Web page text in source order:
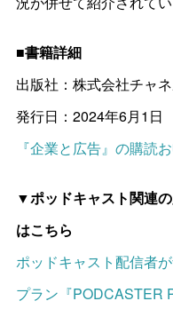
■書籍詳細
出版社：株式会社チャ
発行日：2024年6月1日
『企業と広告』の購読
▼ポッドキャスト関連
はこちら
ポッドキャスト配信者
プラン『PODCASTER